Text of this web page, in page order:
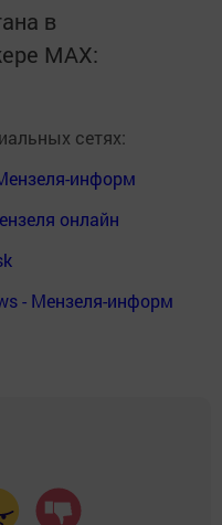
в
MАХ:
сетях:
информ
онлайн
- Мензеля-информ